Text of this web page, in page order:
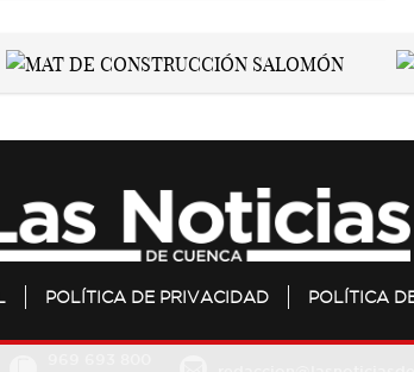
POLÍTICA DE PRIVACIDAD POLÍTICA